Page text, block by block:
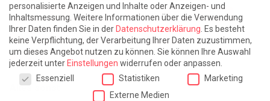
Leben lernen / Ein Versuch Trinken. Träumen. Trösten.
Triple-Edinburgher mit Ketchup WACHS!
Winterreise (mit Sommern)
Alles sonst
personalisierte Anzeigen und Inhalte oder Anzeigen- und
Inhaltsmessung. Weitere Informationen über die Verwendung
Ihrer Daten finden Sie in der Datenschutzerklärung Es besteht
keine Verpflichtung, der Verarbeitung Ihrer Daten zuzustimmen,
um dieses Angebot nutzen zu können. Sie können Ihre Auswahl
jederzeit unter Einstellungen widerrufen oder anpassen.
Datenschutzeinstellungen
Essenziell Statistiken
Marketing
Externe Medien